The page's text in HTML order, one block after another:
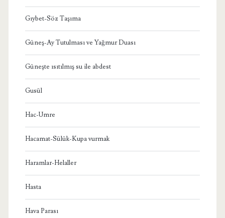
Gıybet-Söz Taşıma
Güneş-Ay Tutulması ve Yağmur Duası
Güneşte ısıtılmış su ile abdest
Gusül
Hac-Umre
Hacamat-Sülük-Kupa vurmak
Haramlar-Helaller
Hasta
Hava Parası